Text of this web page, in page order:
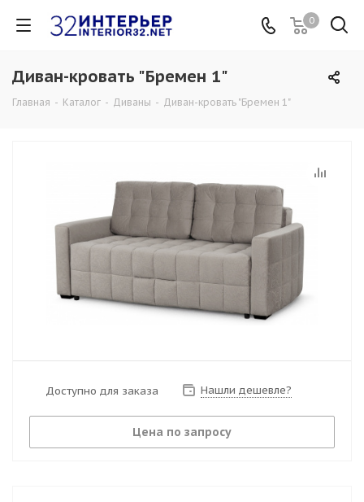
0
Диван-кровать "Бремен 1"
Главная - Каталог - Диваны - Диван-кровать "Бремен 1"
Доступно для заказа Нашли дешевле?
Цена по запросу